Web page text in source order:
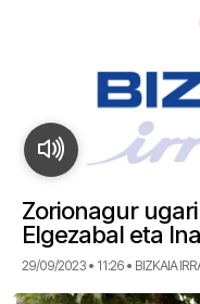
Zorionagur
Elgezabal eta
29/09/2023 • 11:26 • BIZKAIA